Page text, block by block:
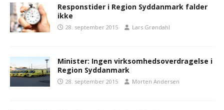
Responstider i Region Syddanmark falder
ikke
28. september 2015 Lars Grøndahl
Minister: Ingen virksomhedsoverdragelse i
Region Syddanmark
28. september 2015 Morten Andersen